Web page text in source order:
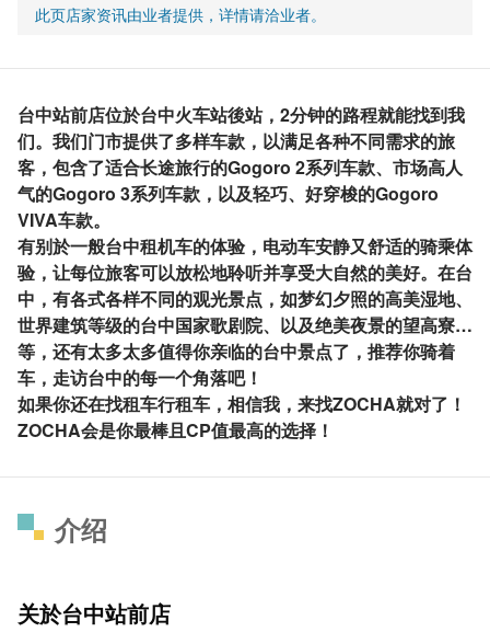
此页店家资讯由业者提供，详情请洽业者。
台中站前店位於台中火车站後站，2分钟的路程就能找到我
们。我们门市提供了多样车款，以满足各种不同需求的旅
客，包含了适合长途旅行的Gogoro 2系列车款、市场高人
气的Gogoro 3系列车款，以及轻巧、好穿梭的Gogoro
VIVA车款。
有别於一般台中租机车的体验，电动车安静又舒适的骑乘体
验，让每位旅客可以放松地聆听并享受大自然的美好。在台
中，有各式各样不同的观光景点，如梦幻夕照的高美湿地、
世界建筑等级的台中国家歌剧院、以及绝美夜景的望高寮…
等，还有太多太多值得你亲临的台中景点了，推荐你骑着
车，走访台中的每一个角落吧！
如果你还在找租车行租车，相信我，来找ZOCHA就对了！
ZOCHA会是你最棒且CP值最高的选择！
介绍
​关於台中站前店